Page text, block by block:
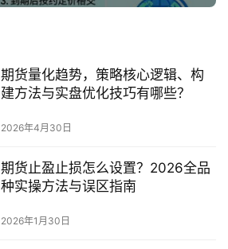
期货量化趋势，策略核心逻辑、构
建方法与实盘优化技巧有哪些？
2026年4月30日
期货止盈止损怎么设置？2026全品
种实操方法与误区指南
2026年1月30日